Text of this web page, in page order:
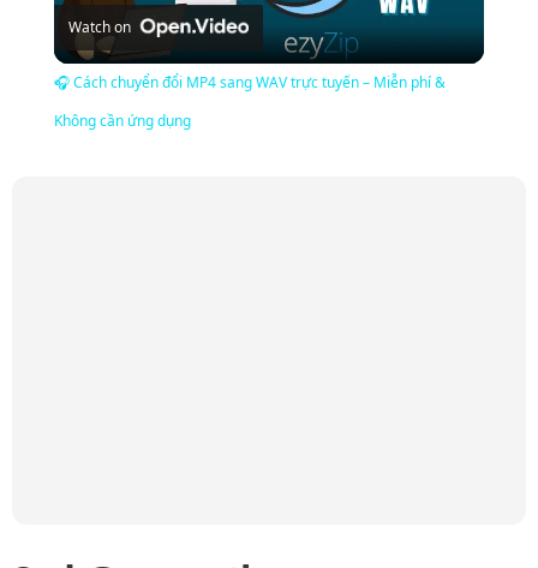
Video
Watch on
🎧 Cách chuyển đổi MP4 sang WAV trực tuyến – Miễn phí &
Không cần ứng dụng